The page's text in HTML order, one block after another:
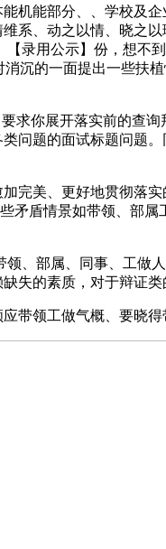
能部分、、学校及
系、动之以情、晓之
录用公示】份，想不
沉的一面提出一些扶
你展开落实前的查
题的面试标题问题
美、更好地贯彻落
盾情景如带领、部
部属、同事、工做
的素质，对于辩证
领工做气概、要晓得